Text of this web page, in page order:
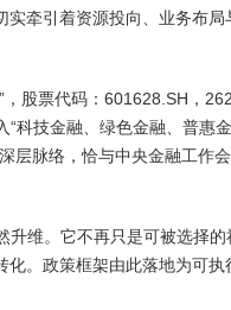
牵引着资源投向、业务布局
股票代码：601628.SH，
科技金融、绿色金融、普惠
层脉络，恰与中央金融工作
升维。它不再只是可被选择的
。政策框架由此落地为可执